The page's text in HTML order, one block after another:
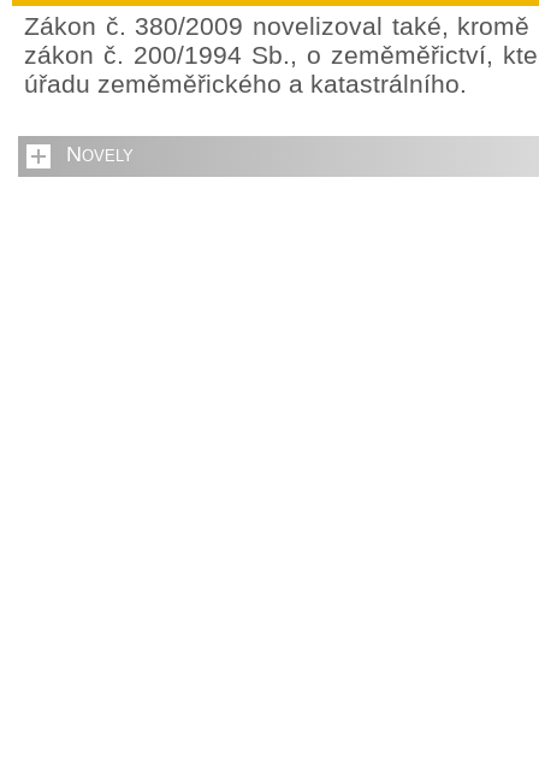
Zákon č. 380/2009 novelizoval také,
zákon č. 200/1994 Sb., o zeměměřictví,
úřadu zeměměřického a katastrálního.
Novely